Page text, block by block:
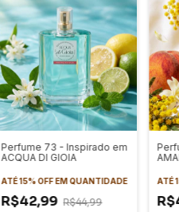
Perfume 73 - Inspirado em
ACQUA DI GIOIA
ATÉ 15% OFF EM QUANTIDADE
R$42,99 R$44,99
ATÉ